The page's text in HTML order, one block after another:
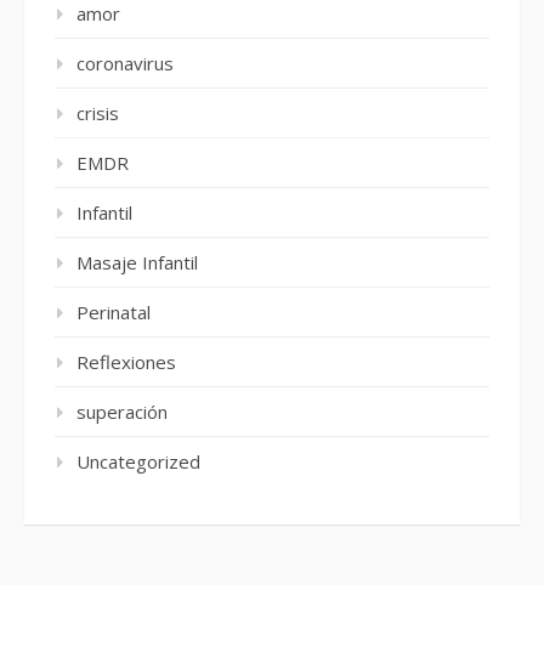
amor
coronavirus
crisis
EMDR
Infantil
Masaje Infantil
Perinatal
Reflexiones
superación
Uncategorized